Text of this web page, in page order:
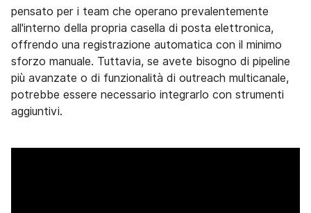
pensato per i team che operano prevalentemente
all'interno della propria casella di posta elettronica,
offrendo una registrazione automatica con il minimo
sforzo manuale. Tuttavia, se avete bisogno di pipeline
più avanzate o di funzionalità di outreach multicanale,
potrebbe essere necessario integrarlo con strumenti
aggiuntivi.